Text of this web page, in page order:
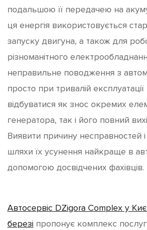
подальшою її передачею на
ця енергія використовується
запуску двигуна, а також для
різноманітного
неправильне поводження з
просто при тривалій
відбуватися як знос окремих
генератора, так і його повний
Виявити причину несправностей
шляхи їх усунення найкраще в
допомогою досвідчених фахівців.
Автосервіс DZigora Complex у
березі пропонує комплекс послуг